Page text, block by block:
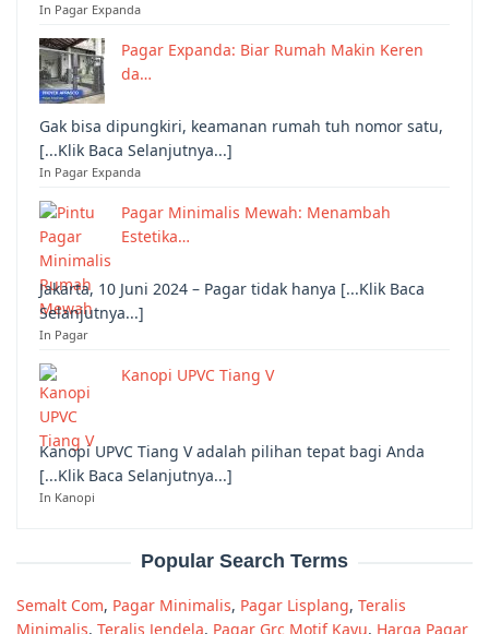
In Pagar Expanda
Pagar Expanda: Biar Rumah Makin Keren
da…
Gak bisa dipungkiri, keamanan rumah tuh nomor satu,
[...Klik Baca Selanjutnya...]
In Pagar Expanda
Pagar Minimalis Mewah: Menambah
Estetika…
Jakarta, 10 Juni 2024 – Pagar tidak hanya [...Klik Baca
Selanjutnya...]
In Pagar
Kanopi UPVC Tiang V
Kanopi UPVC Tiang V adalah pilihan tepat bagi Anda
[...Klik Baca Selanjutnya...]
In Kanopi
Popular Search Terms
Semalt Com, Pagar Minimalis, Pagar Lisplang, Teralis
Minimalis, Teralis Jendela, Pagar Grc Motif Kayu, Harga Pagar